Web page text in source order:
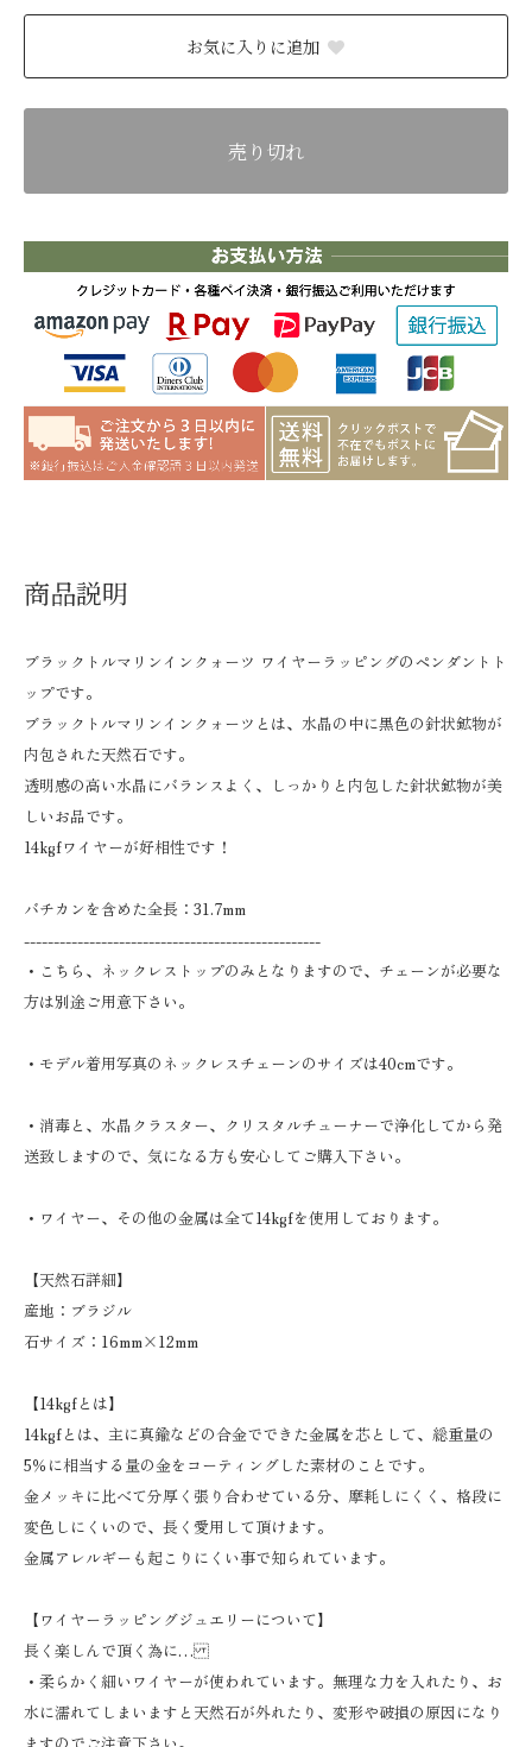
お気に入りに追加
売り切れ
商品説明
ブラックトルマリンインクォーツ ワイヤーラッピングのペンダントト
ップです。
ブラックトルマリンインクォーツとは、水晶の中に黒色の針状鉱物が
内包された天然石です。
透明感の高い水晶にバランスよく、しっかりと内包した針状鉱物が美
しいお品です。
14kgfワイヤーが好相性です！
バチカンを含めた全長：31.7mm
--------------------------------------------------
・こちら、ネックレストップのみとなりますので、チェーンが必要な
方は別途ご用意下さい。
・モデル着用写真のネックレスチェーンのサイズは40cmです。
・消毒と、水晶クラスター、クリスタルチューナーで浄化してから発
送致しますので、気になる方も安心してご購入下さい。
・ワイヤー、その他の金属は全て14kgfを使用しております。
【天然石詳細】
産地：ブラジル
石サイズ：16mm×12mm
【14kgfとは】
14kgfとは、主に真鍮などの合金でできた金属を芯として、総重量の
5％に相当する量の金をコーティングした素材のことです。
金メッキに比べて分厚く張り合わせている分、摩耗しにくく、格段に
変色しにくいので、長く愛用して頂けます。
金属アレルギーも起こりにくい事で知られています。
【ワイヤーラッピングジュエリーについて】
長く楽しんで頂く為に…
・柔らかく細いワイヤーが使われています。無理な力を入れたり、お
水に濡れてしまいますと天然石が外れたり、変形や破損の原因になり